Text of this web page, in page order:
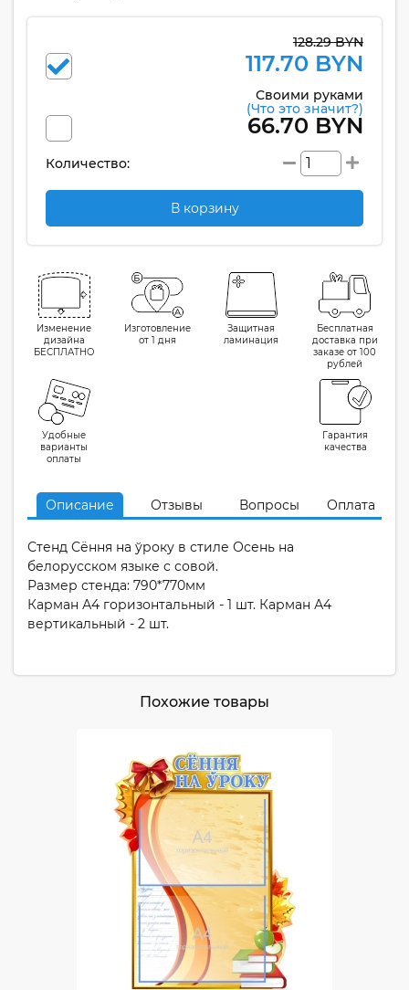
128.29 BYN
117.70 BYN
Своими руками
(Что это значит?)
66.70 BYN
Количество:
В корзину
Изменение
дизайна
БЕСПЛАТНО
Изготовление
от 1 дня
Защитная
ламинация
Бесплатная
доставка при
заказе от 100
рублей
Удобные
варианты
оплаты
Гарантия
качества
Описание Отзывы Вопросы Оплата
Стенд Сёння на ўроку в стиле Осень на
белорусском языке с совой.
Размер стенда: 790*770мм
Карман А4 горизонтальный - 1 шт. Карман А4
вертикальный - 2 шт.
Похожие товары